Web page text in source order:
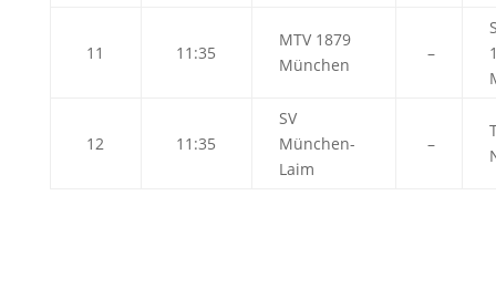
11 11:35
MTV 1879
München
–
12 11:35
SV
München-
Laim
–